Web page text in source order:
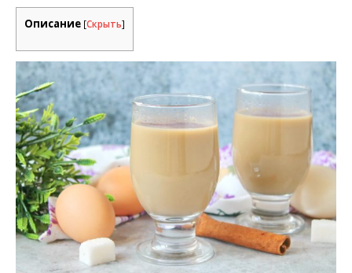
Описание [Скрыть]